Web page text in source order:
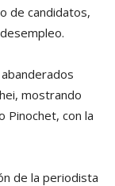
de candidatos,
mostrando
Pinochet, con la
de la periodista